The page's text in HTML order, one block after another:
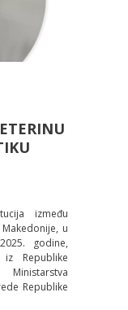
između
u
godine,
Republike
Republike